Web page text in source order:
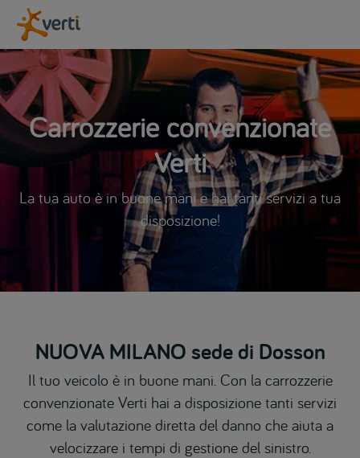
Carrozzerie convenzionate
Verti
La tua auto è in buone mani e hai tanti servizi a tua
disposizione!
NUOVA MILANO sede di Dosson
Il tuo veicolo è in buone mani. Con la carrozzerie
convenzionate Verti hai a disposizione tanti servizi
come la valutazione diretta del danno che aiuta a
velocizzare i tempi di gestione del sinistro.